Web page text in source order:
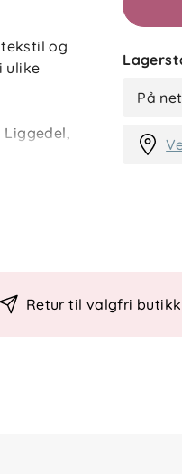
og
ulike
Liggedel,
På
Retur til valgfri butikk